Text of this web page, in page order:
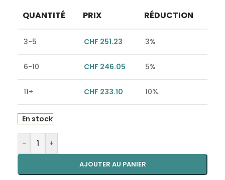
QUANTITÉ PRIX RÉDUCTION
3-5 CHF 251.23 3%
6-10 CHF 246.05 5%
11+ CHF 233.10 10%
En stock
- +
AJOUTER AU PANIER
Alternative: